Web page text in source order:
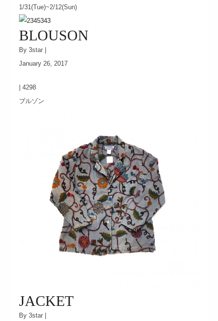
1/31(Tue)~2/12(Sun)
BLOUSON
By 3star |
January 26, 2017
4298
ブルゾン
JACKET
By 3star |